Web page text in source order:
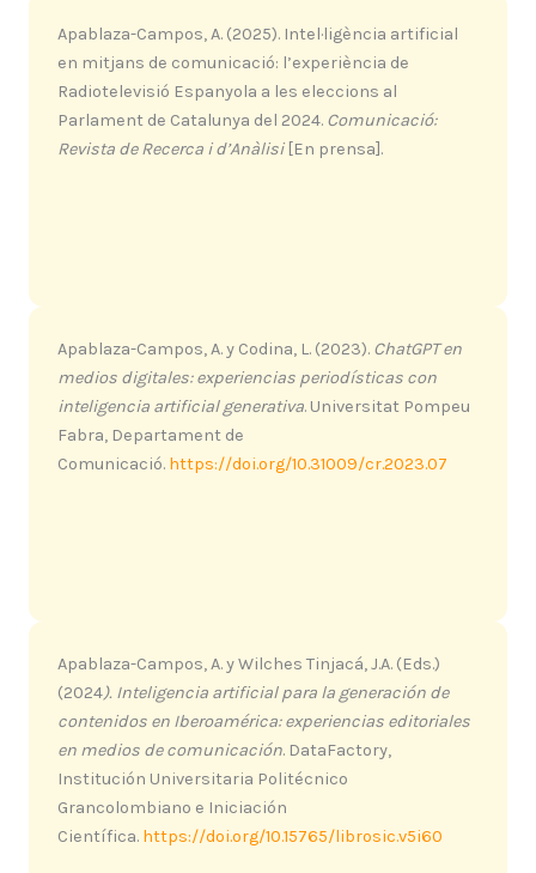
Apablaza-Campos, A. (2025). Intel·ligència artificial
en mitjans de comunicació: l’experiència de
Radiotelevisió Espanyola a les eleccions al
Parlament de Catalunya del 2024. Comunicació:
Revista de Recerca i d’Anàlisi[En prensa].
Apablaza-Campos, A. y Codina, L. (2023). ChatGPT en
medios digitales: experiencias periodísticas con
inteligencia artificial generativa. Universitat Pompeu
Fabra, Departament de
Comunicació. https://doi.org/10.31009/cr.2023.07
Apablaza-Campos, A. y Wilches Tinjacá, J.A. (Eds.)
(2024). Inteligencia artificial para la generación de
contenidos en Iberoamérica: experiencias editoriales
en medios de comunicación. DataFactory,
Institución Universitaria Politécnico
Grancolombiano e Iniciación
Científica. https://doi.org/10.15765/librosic.v5i60